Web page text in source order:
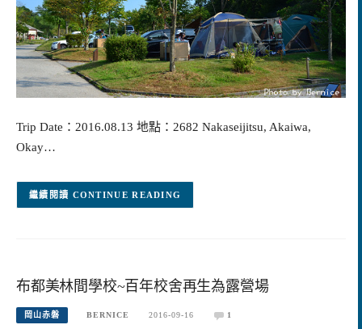
Trip Date：2016.08.13 地點：2682 Nakaseijitsu, Akaiwa,
Okay…
CONTINUE READING
布都美林間學校~百年校舍再生為露營場
岡山赤磐 BERNICE 2016-09-16 1